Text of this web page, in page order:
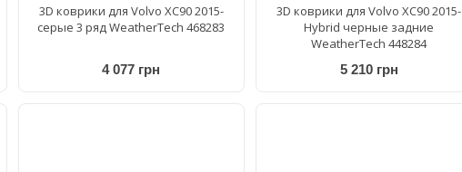
3D коврики для Volvo XC90 2015-
cерые 3 ряд WeatherTech 468283
4 077 грн
3D коврики для Volvo XC90 2015-
Hybrid черные задние
WeatherTech 448284
5 210 грн